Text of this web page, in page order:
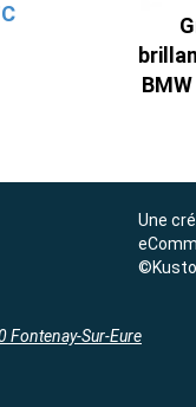
Une
Fontenay-Sur-Eure